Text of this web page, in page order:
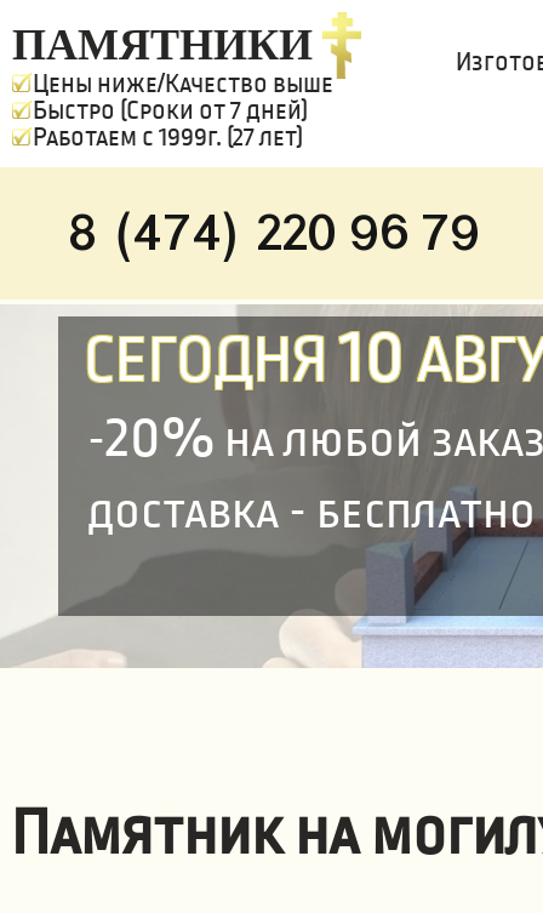
ПАМЯТНИКИ
Цены ниже/Качество выше
Быстро (Сроки от 7 дней)
Работаем с 1999г. (27 лет)
8 (474) 220 96 79
СЕГОДНЯ10
-20% на любой
доставка - бесплатно
Памятник на